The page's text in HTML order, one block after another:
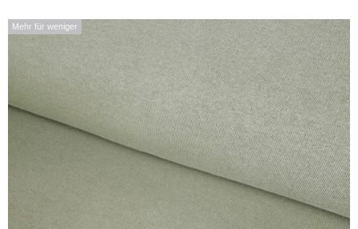
Mehr für weniger